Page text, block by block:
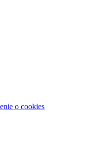
o cookies